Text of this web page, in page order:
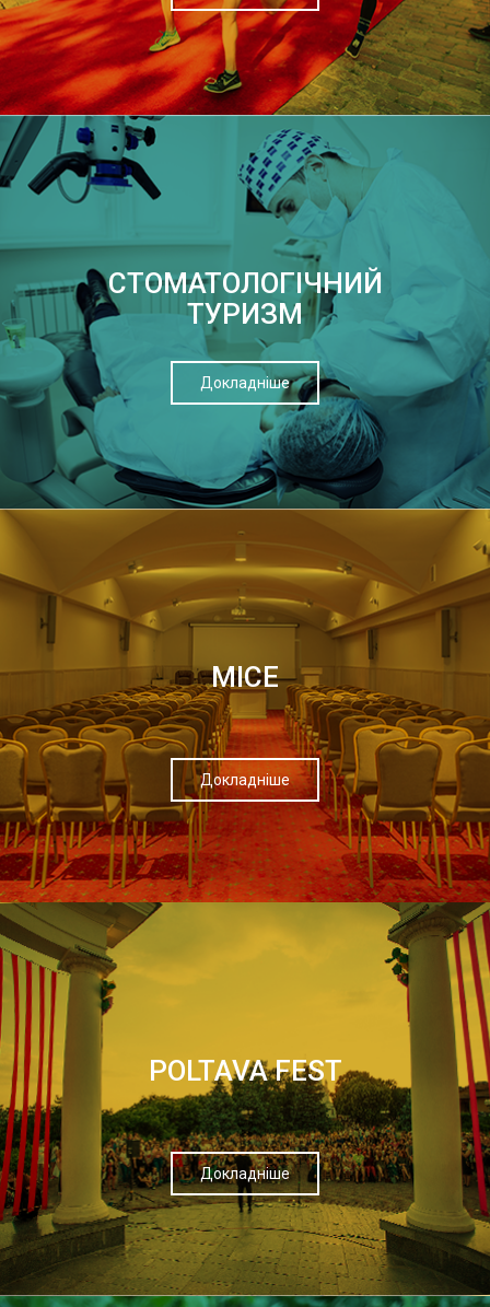
СТОМАТОЛОГІЧНИЙ
ТУРИЗМ
Докладніше
МІСЕ
Докладніше
POLTAVA FEST
Докладніше